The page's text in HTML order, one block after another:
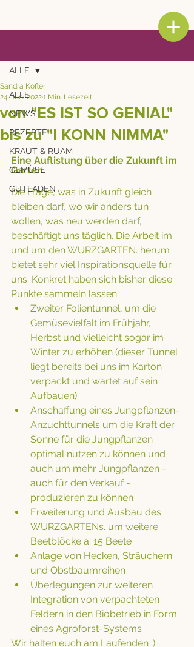
ALLE
NEWS
REZEPTE
KRAUT & RUAM
GEMÜSE
GUTLADEN
ALLE
von "ES IST SO GENIAL"
bis zu "I KONN NIMMA"
Sandra Kofler
24. Juni 20221 Min. Lesezeit
Eine Auflistung über die Zukunft im
Garten
Die Frage, was in Zukunft gleich
bleiben darf, wo wir anders tun
wollen, was neu werden darf,
beschäftigt uns täglich. Die Arbeit im
und um den WURZGARTEN. herum
bietet sehr viel Inspirationsquelle für
uns. Konkret haben sich bisher diese
Punkte sammeln lassen.
Zweiter Folientunnel, um die
Gemüsevielfalt im Frühjahr,
Herbst und vielleicht sogar im
Winter zu erhöhen (dieser Tunnel
liegt bereits bei uns im Karton
verpackt und wartet auf sein
Aufbauen)
Anschaffung eines Jungpflanzen-
Anzuchttunnels um die Kraft der
Sonne für die Jungpflanzen
optimal nutzen zu können und
auch um mehr Jungpflanzen -
auch für den Verkauf -
produzieren zu können
Erweiterung und Ausbau des
WURZGARTENs. um weitere
Beetblöcke a' 15 Beete
Anlage von Hecken, Sträuchern
und Obstbaumreihen
Überlegungen zur weiteren
Integration von verpachteten
Feldern in den Biobetrieb in Form
eines Agroforst-Systems
Wir halten euch am Laufenden :)